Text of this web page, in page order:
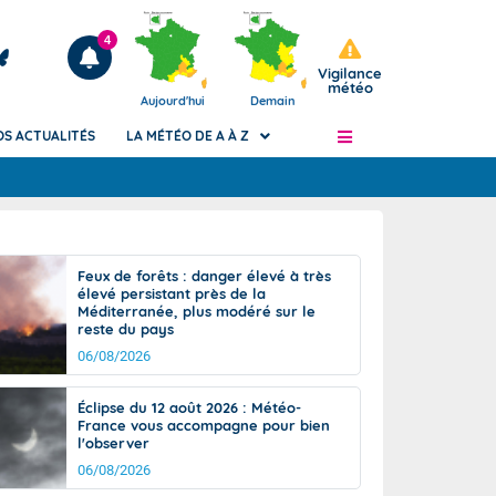
Articles
4
Aujourd'hui Demain
Vigilance
météo
de
Phénomènes dangereux de J+2 à J+7
Avertissement pluies intenses à l'échelle
des communes (Apic)
Bulletins Marine
d'avalanche
Météo des forêts
Vigicrues
ACTUALITÉS LA MÉTÉO DE A À Z
Feux de forêts : danger élevé à très
élevé persistant près de la
Méditerranée, plus modéré sur le
reste du pays
06/08/2026
Éclipse du 12 août 2026 : Météo-
France vous accompagne pour bien
l'observer
06/08/2026